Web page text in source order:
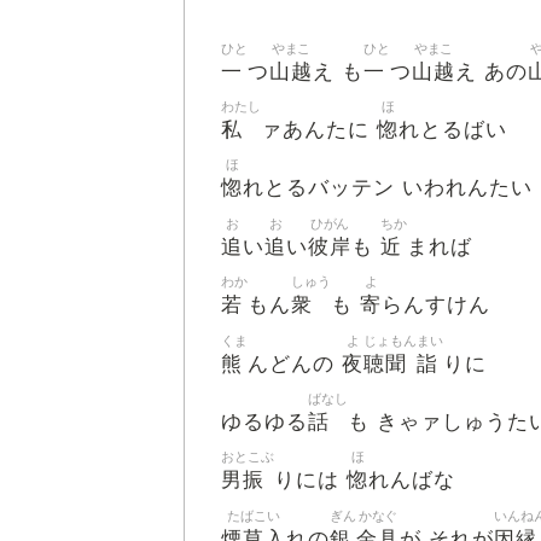
一
ひと
つ山越
やまこ
え も一
ひと
つ山越
やまこ
え あの
私
わたし
ァあんたに惚
ほ
れとるばい
惚
ほ
れとるバッテン いわれんたい
追
お
い追
お
い彼岸
ひがん
も 近
ちか
まれば
若
わか
もん衆
しゅう
も 寄
よ
らんすけん
熊
くま
んどんの 夜
よ
聴聞
じょもん
詣
まい
りに
ゆるゆる話
ばなし
も きゃァしゅうた
男振
おとこぶ
りには惚
ほ
れんばな
たばこい ぎん かなぐ いんねん